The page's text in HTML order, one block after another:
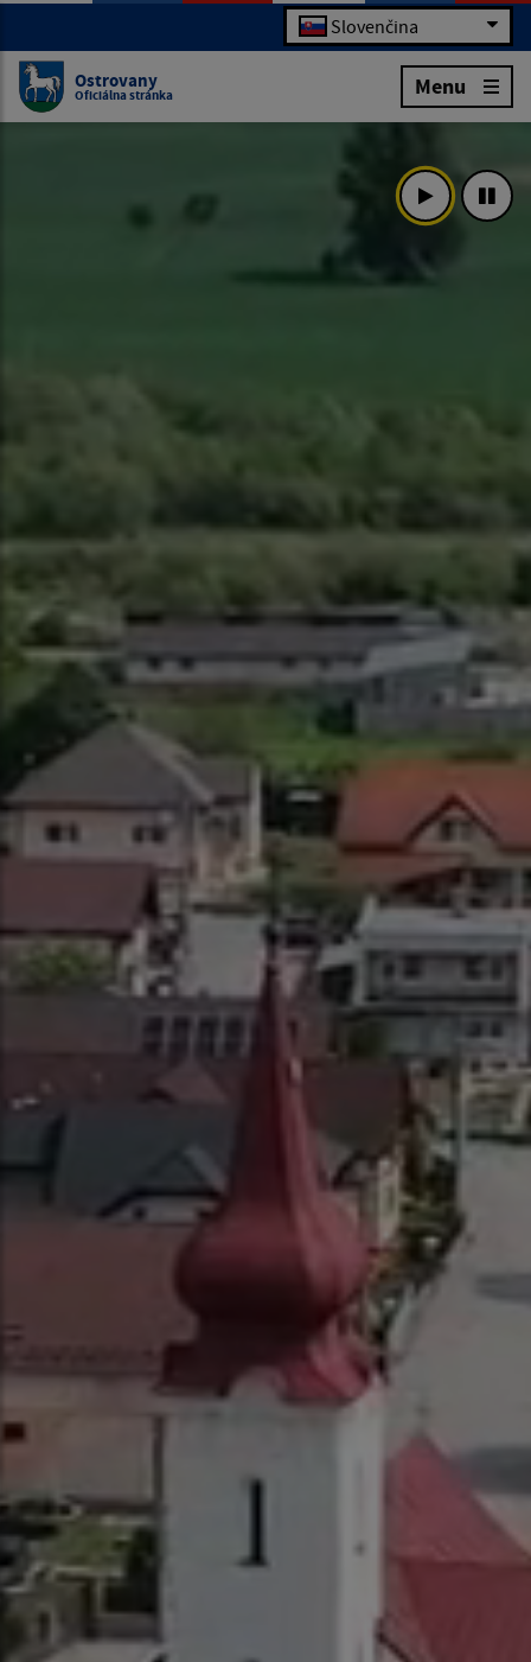
Slovenčina
Ostrovany
Oficiálna stránka Menu